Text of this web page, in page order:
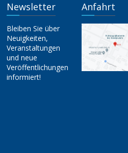
Newsletter
Bleiben Sie über
Neuigkeiten,
Veranstaltungen
und neue
Veröffentlichungen
informiert!
Anfahrt